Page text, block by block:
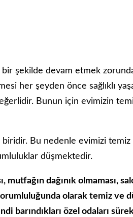
şekilde devam etmek
her şeyden önce sağlıklı
Bunun için evimizin
biridir. Bu nedenle evimizi
düşmektedir.
dağınık olmaması,
olarak temiz ve
barındıkları özel odaları